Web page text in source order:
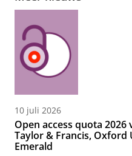
10 juli 2026
Open access quota
Taylor & Francis, Oxford
Emerald